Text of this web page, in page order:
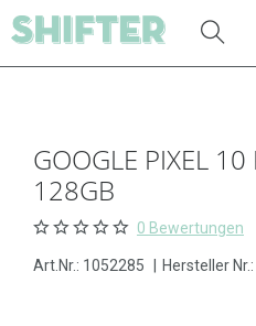
GOOGLE PIXEL 10
128GB
0 Bewertungen
Art.Nr.: 1052285 Hersteller